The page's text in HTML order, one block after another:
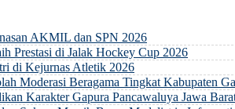
AKMIL dan SPN 2026
Prestasi di Jalak Hockey Cup 2026
di Kejurnas Atletik 2026
Moderasi Beragama Tingkat Kabupaten
Karakter Gapura Pancawaluya Jawa